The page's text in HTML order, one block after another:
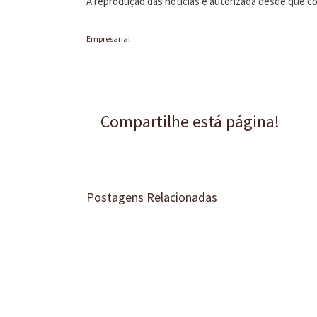
Empresarial
Compartilhe está página!
Postagens Relacionadas